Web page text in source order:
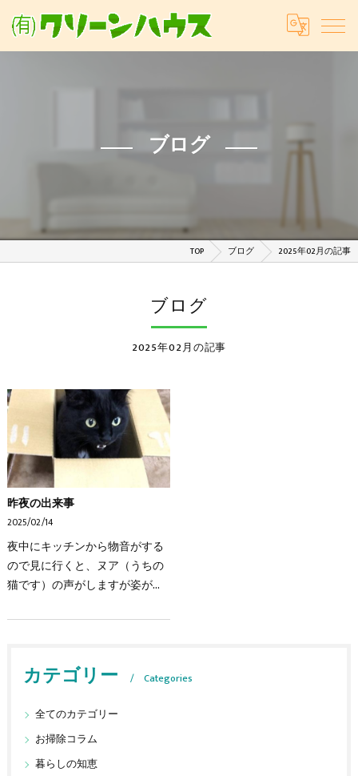
ブログ
TOP ブログ 2025年02月の記事
ブログ
2025年02月の記事
昨夜の出来事
2025/02/14
夜中にキッチンから物音がする
ので見に行くと、ヌア（うちの
猫です）の声がしますが姿が有
ンボール箱の中から声がしま
でいて蓋が閉まり出られ…
カテゴリー Categories
全てのカテゴリー
お掃除コラム
暮らしの知恵